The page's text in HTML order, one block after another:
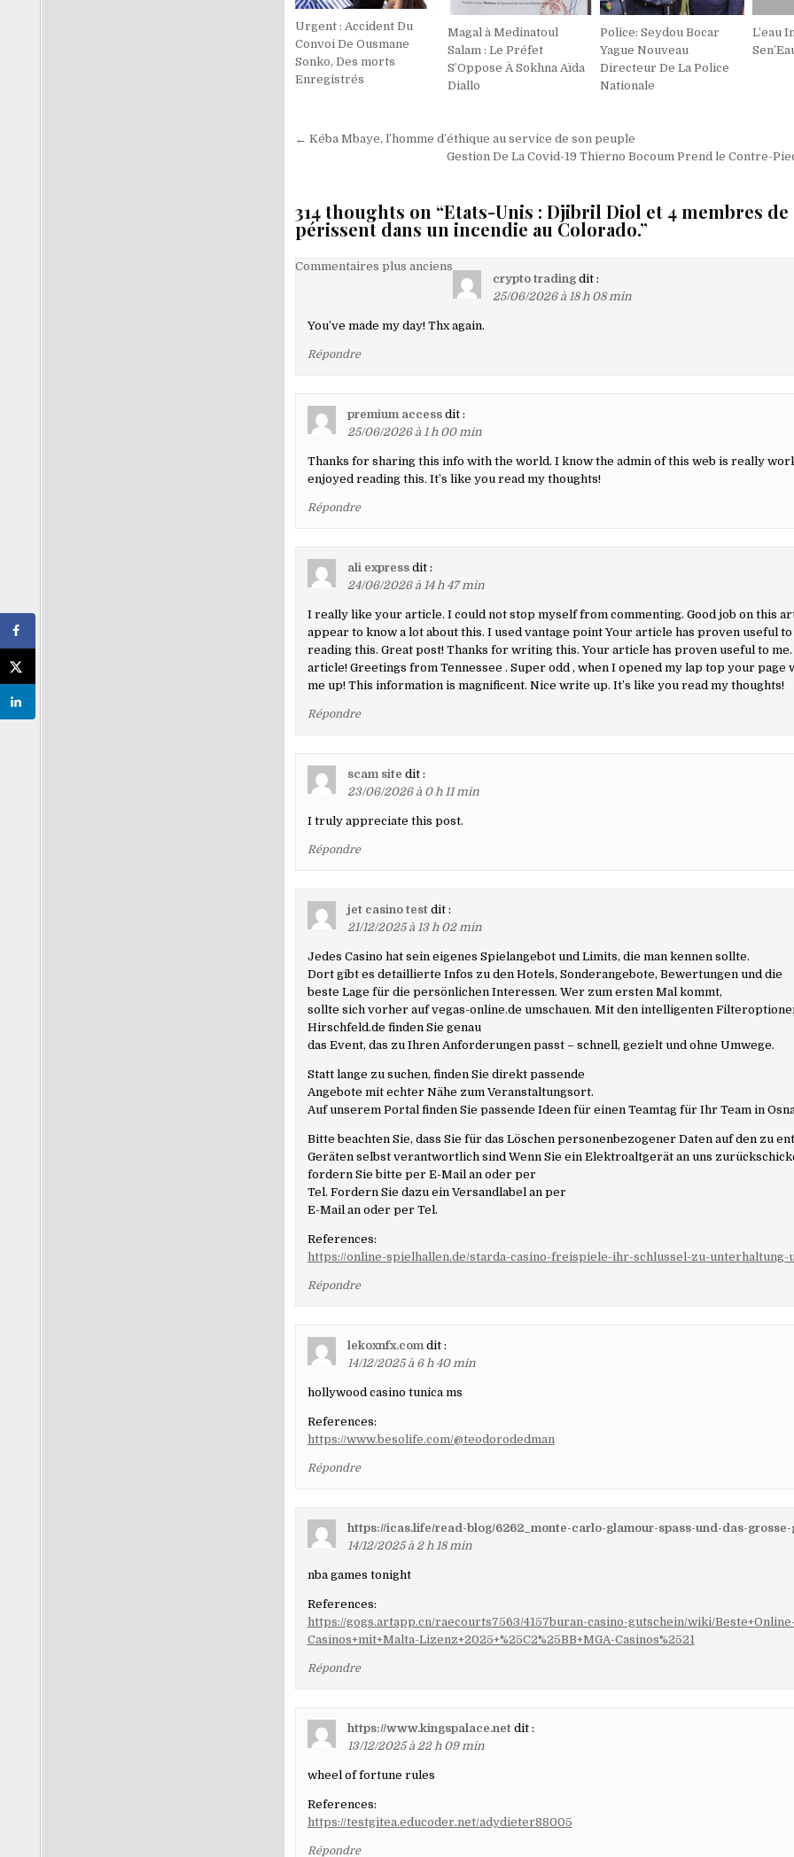
Urgent : Accident Du
Convoi De Ousmane
Sonko, Des morts
Enregistrés
Magal à Medinatoul
Salam : Le Préfet
S’Oppose À Sokhna Aïda
Diallo
Police: Seydou Bocar
Yague Nouveau
Directeur De La Police
Nationale
L’eau
Navigation
← Kéba Mbaye, l’homme d’éthique au service de son peuple
Gestion De La Covid-19 Thierno Bocoum Prend le Contre-
314 thoughts on “Etats-Unis : Djibril Diol et 4 membres de
périssent dans un incendie au Colorado.”
Navigation
les
commentaires
Commentaires plus anciens
crypto trading dit :
25/06/2026 à 18 h 08 min
You’ve made my day! Thx again.
Répondre
premium access dit :
25/06/2026 à 1 h 00 min
Thanks for sharing this info with the world. I know the admin of this web is really
enjoyed reading this. It’s like you read my thoughts!
Répondre
ali express dit :
24/06/2026 à 14 h 47 min
I really like your article. I could not stop myself from commenting. Good job on this
appear to know a lot about this. I used vantage point Your article has proven useful
reading this. Great post! Thanks for writing this. Your article has proven useful to me.
article! Greetings from Tennessee . Super odd , when I opened my lap top your page
me up! This information is magnificent. Nice write up. It’s like you read my thoughts!
Répondre
scam site dit :
23/06/2026 à 0 h 11 min
I truly appreciate this post.
Répondre
jet casino test dit :
21/12/2025 à 13 h 02 min
Jedes Casino hat sein eigenes Spielangebot und Limits, die man kennen sollte.
Dort gibt es detaillierte Infos zu den Hotels, Sonderangebote, Bewertungen und die
beste Lage für die persönlichen Interessen. Wer zum ersten Mal kommt,
sollte sich vorher auf vegas-online.de umschauen. Mit den intelligenten
Hirschfeld.de finden Sie genau
das Event, das zu Ihren Anforderungen passt – schnell, gezielt und ohne Umwege.
Statt lange zu suchen, finden Sie direkt passende
Angebote mit echter Nähe zum Veranstaltungsort.
Auf unserem Portal finden Sie passende Ideen für einen Teamtag für Ihr Team in
Bitte beachten Sie, dass Sie für das Löschen personenbezogener Daten auf den zu
Geräten selbst verantwortlich sind Wenn Sie ein Elektroaltgerät an uns
fordern Sie bitte per E-Mail an oder per
Tel. Fordern Sie dazu ein Versandlabel an per
E-Mail an oder per Tel.
References:
https://online-spielhallen.de/starda-casino-freispiele-ihr-schlussel-zu-unterhaltung-
Répondre
lekoxnfx.com dit :
14/12/2025 à 6 h 40 min
hollywood casino tunica ms
References:
https://www.besolife.com/@teodorodedman
Répondre
https://icas.life/read-blog/6262_monte-carlo-glamour-spass-und-das-
14/12/2025 à 2 h 18 min
nba games tonight
References:
https://gogs.artapp.cn/raecourts7563/4157buran-casino-gutschein/wiki/Beste+Online-
Casinos+mit+Malta-Lizenz+2025+%25C2%25BB+MGA-Casinos%2521
Répondre
https://www.kingspalace.net dit :
13/12/2025 à 22 h 09 min
wheel of fortune rules
References:
https://testgitea.educoder.net/adydieter88005
Répondre